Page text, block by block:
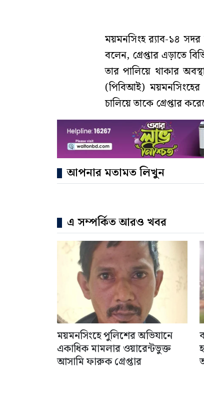
ময়মনসিংহ র‌্যাব-১৪
বলেন, গ্রেপ্তার এড়াতে
তার পালিয়ে থাকার
(পিবিআই)
চালিয়ে তাকে গ্রেপ্তার
আপনার মতামত লিখুন
এ সম্পর্কিত আরও খবর
ময়মনসিংহে পুলিশের অভিযানে
একাধিক মামলার ওয়ারেন্টভুক্ত
আসামি ফারুক গ্রেপ্তার